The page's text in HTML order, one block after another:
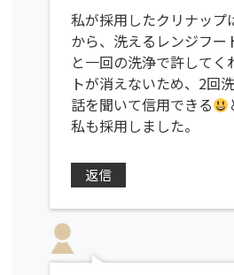
私が採用したクリナップ
から、洗えるレンジフー
と一回の洗浄で許してく
トが消えないため、2回
話を聞いて信用できる
私も採用しました。
返信